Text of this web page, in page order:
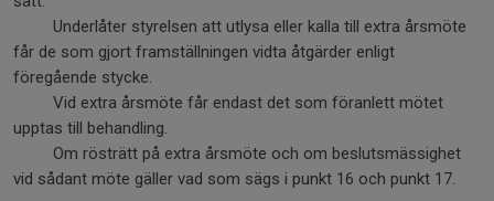
Underlåter styrelsen att utlysa eller kalla till extra årsmöte
får de som gjort framställningen vidta åtgärder enligt
föregående stycke.
Vid extra årsmöte får endast det som föranlett mötet
upptas till behandling.
Om rösträtt på extra årsmöte och om beslutsmässighet
vid sådant möte gäller vad som sägs i punkt 16 och punkt 17.